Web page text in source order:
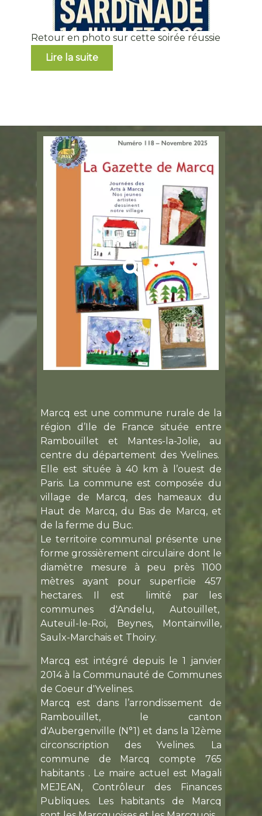
Retour en photo sur cette soirée réussie
Gazette
région d’Ile de France située entre
Rambouillet et Mantes-la-Jolie, au
centre du département desYvelines .
Elle est située à 40 km à l’ouest de
Paris. La commune est composée du
village de Marcq, des hameaux du
Haut de Marcq, du Bas de Marcq, et
de la ferme du Buc.
Le territoire communal présente une
forme grossièrement circulaire dont le
diamètre mesure à peu près 1100
mètres ayant pour superficie 457
hectares. Il est limité par les
communes d'Andelu, Autouillet,
Auteuil-le-Roi,Beynes,
Montainville,
Saulx-Marchais etThoiry.
Marcq est intégré depuis le 1 janvier
2014 à laCommunauté de Communes
de Coeur d'Yvelines.
Marcq est dans l’arrondissement de
Rambouillet, le canton
d'Aubergenville (N°1) et dans la 12ème
circonscription des Yvelines.
La
commune de Marcq compte 765
habitants . Le maire actuel est Magali
MEJEAN, Contrôleur des Finances
Publiques. Les habitants de Marcq
sont les Marcquoises et les Marcquois.